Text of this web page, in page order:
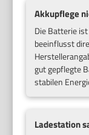
Akkupflege
Die Batterie
beeinflusst
gut gepflegte
stabilen
Ladestation